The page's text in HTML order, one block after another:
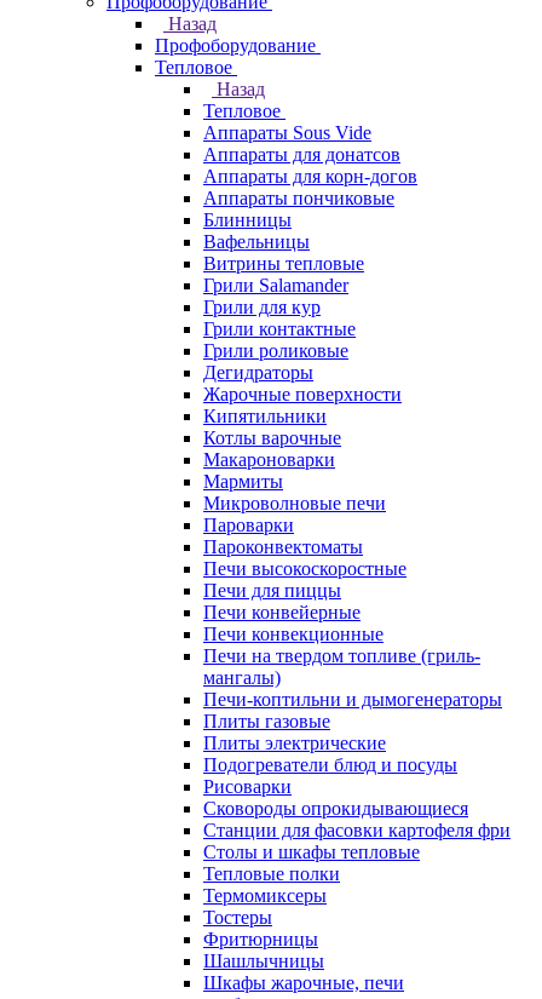
Назад
Профоборудование
Тепловое
Назад
Тепловое
Аппараты Sous Vide
Аппараты для донатсов
Аппараты для корн-догов
Аппараты пончиковые
Блинницы
Вафельницы
Витрины тепловые
Грили Salamander
Грили для кур
Грили контактные
Грили роликовые
Дегидраторы
Жарочные поверхности
Кипятильники
Котлы варочные
Макароноварки
Мармиты
Микроволновые печи
Пароварки
Пароконвектоматы
Печи высокоскоростные
Печи для пиццы
Печи конвейерные
Печи конвекционные
Печи на твердом топливе (гриль-
мангалы)
Печи-коптильни и дымогенераторы
Плиты газовые
Плиты электрические
Подогреватели блюд и посуды
Рисоварки
Сковороды опрокидывающиеся
Станции для фасовки картофеля фри
Столы и шкафы тепловые
Тепловые полки
Термомиксеры
Тостеры
Фритюрницы
Шашлычницы
Шкафы жарочные, печи